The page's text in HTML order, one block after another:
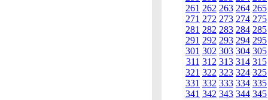
261 262 263 264 265
271 272 273 274 275
281 282 283 284 285
291 292 293 294 295
301 302 303 304 305
311 312 313 314 315
321 322 323 324 325
331 332 333 334 335
341 342 343 344 345